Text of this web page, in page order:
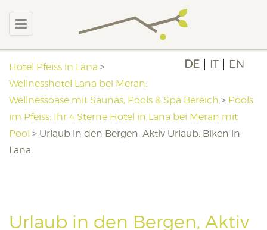
DE IT EN
Hotel Pfeiss in Lana >
Wellnesshotel Lana bei Meran:
Wellnessoase mit Saunas, Pools & Spa Bereich > Pools
im Pfeiss: Ihr 4 Sterne Hotel in Lana bei Meran mit
Pool > Urlaub in den Bergen, Aktiv Urlaub, Biken in
Lana
Urlaub in den Bergen, Aktiv